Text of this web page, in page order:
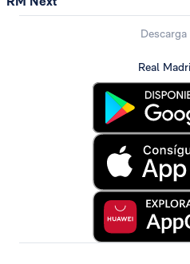
Descarga
Real